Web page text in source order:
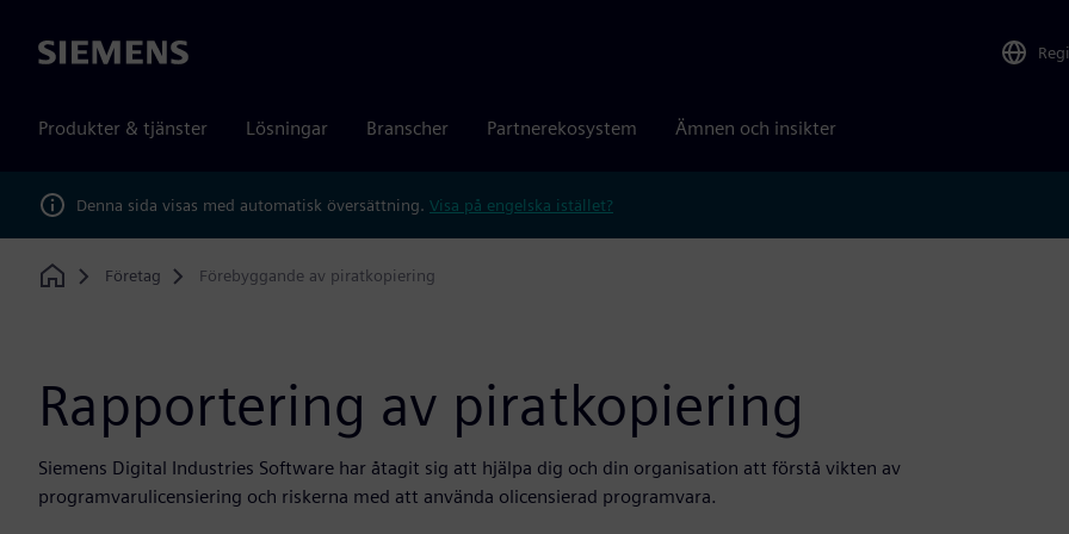
Siemens
Produkter & tjänster Lösningar Branscher Partnerekosystem Ämnen och insikter
Denna sida visas med automatisk översättning. Visa på engelska istället?
Home
Företag Förebyggande av piratkopiering
Rapportering av piratkopiering
Siemens Digital Industries Software har åtagit sig att hjälpa dig och din organisation att förstå vikten av
programvarulicensiering och riskerna med att använda olicensierad programvara.